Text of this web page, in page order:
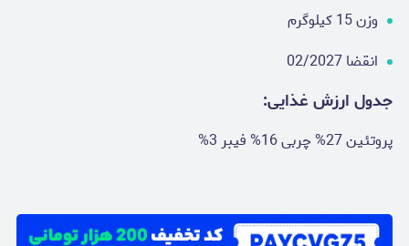
وزن 15 کیلوگرم
انقضا 02/2027
جدول ارزش غذایی:
پروتئین 27% چربی 16% فیبر 3%